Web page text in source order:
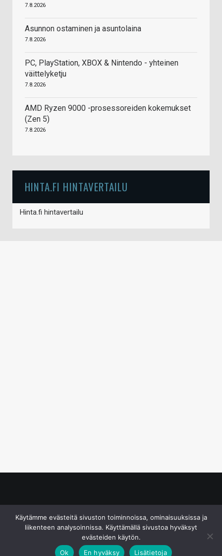
7.8.2026
Asunnon ostaminen ja asuntolaina
7.8.2026
PC, PlayStation, XBOX & Nintendo - yhteinen
väittelyketju
7.8.2026
AMD Ryzen 9000 -prosessoreiden kokemukset
(Zen 5)
7.8.2026
HINTA.FI HINTAVERTAILU
Hinta.fi hintavertailu
Käytämme evästeitä sivuston toiminnoissa, ominaisuuksissa ja
liikenteen analysoinnissa. Käyttämällä sivustoa hyväksyt
evästeiden käytön.
Ok
En hyväksy Lisätietoja